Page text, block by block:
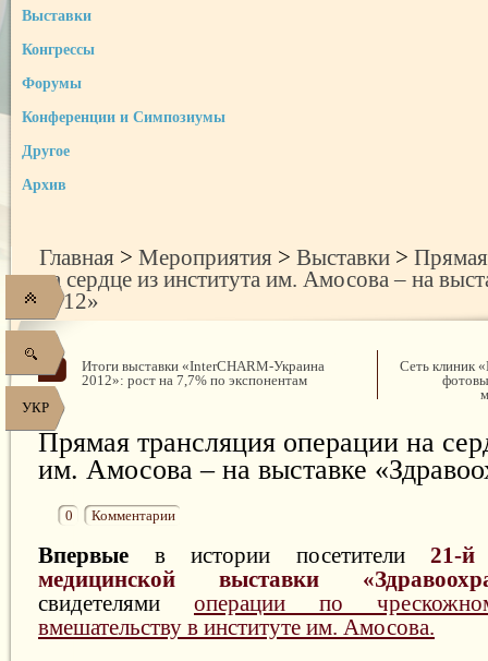
УКР
«Здравоохранение 2012»
Сеть клиник «Мать и дитя» провела фотовыставку, посвященную
«Восточно-Украинская стоматологическая выставка» в рамках
Выставки
Конгрессы
Форумы
Конференции и Симпозиумы
Другое
Архив
Главная > Мероприятия > Выставки >
на сердце из института им. Амосова – на
2012»
Итоги выставки «InterCHARM-Украина
2012»: рост на 7,7% по экспонентам
Сеть клиник
Прямая трансляция операции на
им. Амосова – на выставке
0 Комментарии
Впервые в истории посетители21-й
медицинской выставки
свидетелями операции по
вмешательству в институте им. Амосова.